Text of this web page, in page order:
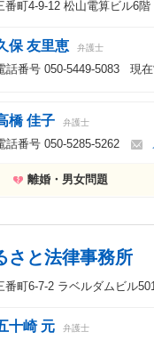
番町4-9-12 松山電算ビル6階
保 友里恵 弁護士
話番号 050-5449-5083 現
橋 佳子 弁護士
話番号 050-5285-5262
離婚・男女問題
さと法律事務所
番町6-7-2 ラベルダムビル
十崎 元 弁護士